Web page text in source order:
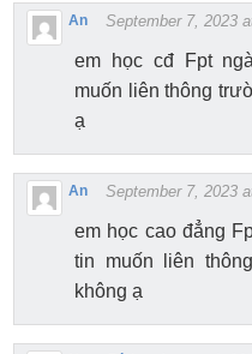
An September 7, 2023
em học cđ Fpt
muốn liên thông
ạ
An September 7, 2023
em học cao đẳng
tin muốn liên
không ạ